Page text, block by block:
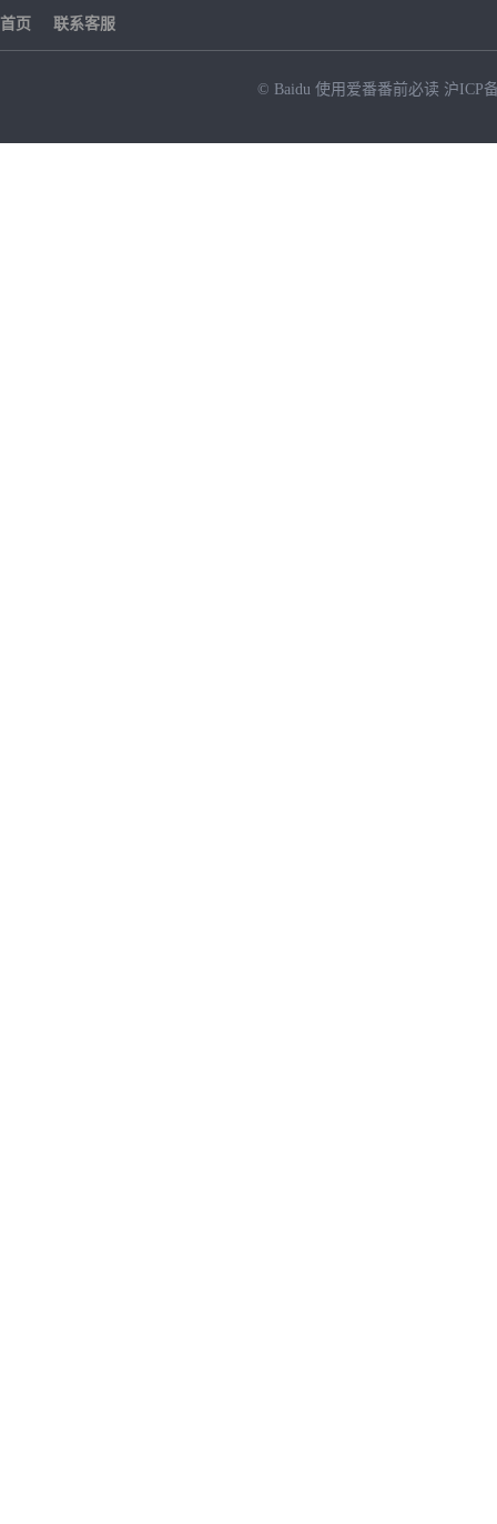
首页 联系客服
© Baidu 使用爱番番前必读 沪ICP